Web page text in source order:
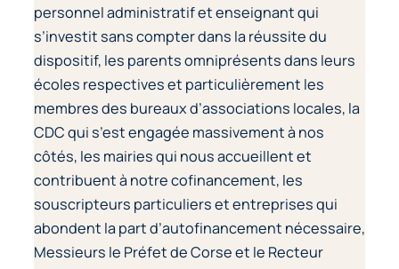
personnel administratif et enseignant qui
s’investit sans compter dans la réussite du
dispositif, les parents omniprésents dans leurs
écoles respectives et particulièrement les
membres des bureaux d’associations locales, la
CDC qui s’est engagée massivement à nos
côtés, les mairies qui nous accueillent et
contribuent à notre cofinancement, les
souscripteurs particuliers et entreprises qui
abondent la part d’autofinancement nécessaire,
Messieurs le Préfet de Corse et le Recteur